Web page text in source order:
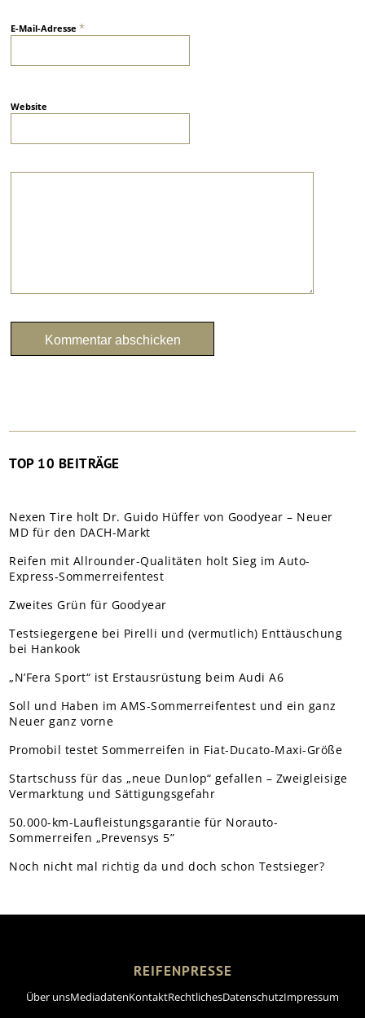
E-Mail-Adresse*
Website
TOP 10 BEITRÄGE
Nexen Tire holt Dr. Guido Hüffer von Goodyear – Neuer
MD für den DACH-Markt
Reifen mit Allrounder-Qualitäten holt Sieg im Auto-
Express-Sommerreifentest
Zweites Grün für Goodyear
Testsiegergene bei Pirelli und (vermutlich) Enttäuschung
bei Hankook
„N’Fera Sport“ ist Erstausrüstung beim Audi A6
Soll und Haben im AMS-Sommerreifentest und ein ganz
Neuer ganz vorne
Promobil testet Sommerreifen in Fiat-Ducato-Maxi-Größe
Startschuss für das „neue Dunlop“ gefallen – Zweigleisige
Vermarktung und Sättigungsgefahr
50.000-km-Laufleistungsgarantie für Norauto-
Sommerreifen „Prevensys 5”
Noch nicht mal richtig da und doch schon Testsieger?
REIFENPRESSE
Über unsMediadatenKontaktRechtlichesDatenschutzImpressum